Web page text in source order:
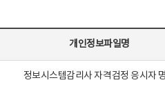
개인정보파일명
정보시스템감리사 자격검정 응시자